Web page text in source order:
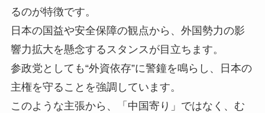
るのが特徴です。
日本の国益や安全保障の観点から、外国勢力の影
響力拡大を懸念するスタンスが目立ちます。
参政党としても“外資依存”に警鐘を鳴らし、日本の
主権を守ることを強調しています。
このような主張から、「中国寄り」ではなく、む